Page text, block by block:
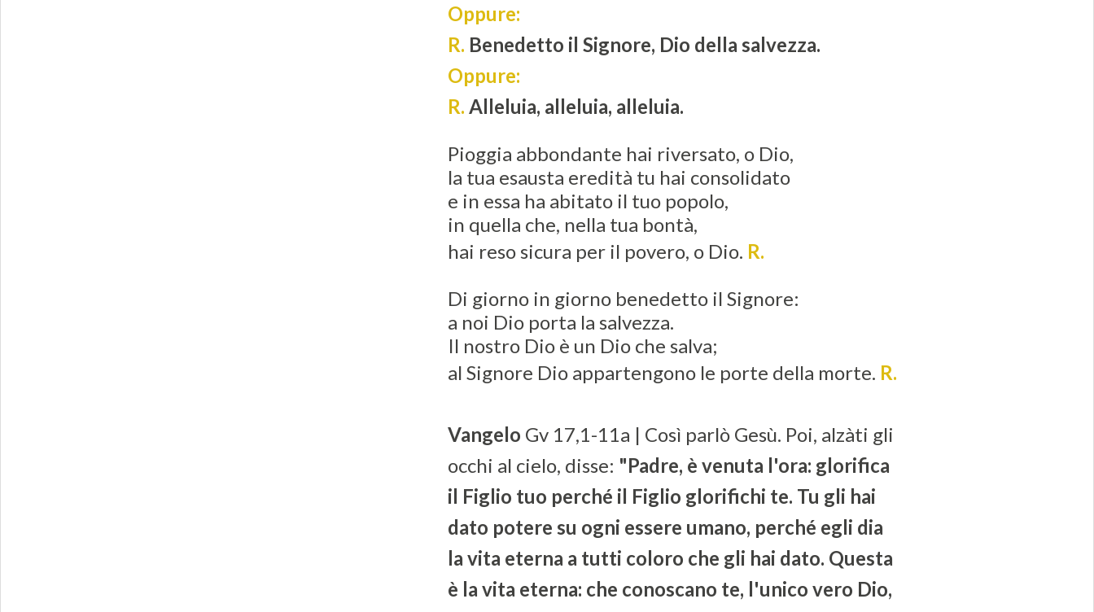
Oppure:
R. Benedetto il Signore, Dio della salvezza.
Oppure:
R. Alleluia, alleluia, alleluia.
Pioggia abbondante hai riversato, o Dio,
la tua esausta eredità tu hai consolidato
e in essa ha abitato il tuo popolo,
in quella che, nella tua bontà,
hai reso sicura per il povero, o Dio. R.
Di giorno in giorno benedetto il Signore:
a noi Dio porta la salvezza.
Il nostro Dio è un Dio che salva;
al Signore Dio appartengono le porte della morte. R.
Vangelo Gv 17,1-11a | Così parlò Gesù. Poi, alzàti gli
occhi al cielo, disse: "Padre, è venuta l'ora: glorifica
il Figlio tuo perché il Figlio glorifichi te. Tu gli hai
dato potere su ogni essere umano, perché egli dia
la vita eterna a tutti coloro che gli hai dato. Questa
è la vita eterna: che conoscano te, l'unico vero Dio,